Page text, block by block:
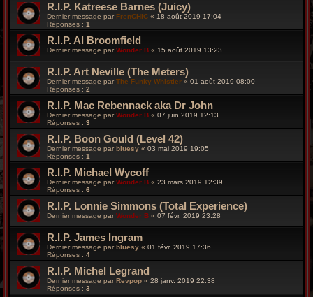
R.I.P. Katreese Barnes (Juicy)
Dernier message par FrenCHIC « 18 août 2019 17:04
Réponses : 1
R.I.P. Al Broomfield
Dernier message parWonder B « 15 août 2019 13:23
R.I.P. Art Neville (The Meters)
Dernier message par The Funky Whistler « 01 août 2019 08:00
Réponses : 2
R.I.P. Mac Rebennack aka Dr John
Dernier message parWonder B « 07 juin 2019 12:13
Réponses : 3
R.I.P. Boon Gould (Level 42)
Dernier message par bluesy « 03 mai 2019 19:05
Réponses : 1
R.I.P. Michael Wycoff
Dernier message parWonder B « 23 mars 2019 12:39
Réponses : 6
R.I.P. Lonnie Simmons (Total Experience)
Dernier message par Wonder B « 07 févr. 2019 23:28
R.I.P. James Ingram
Dernier message parbluesy « 01 févr. 2019 17:36
Réponses : 4
R.I.P. Michel Legrand
Dernier message par Revpop « 28 janv. 2019 22:38
Réponses : 3